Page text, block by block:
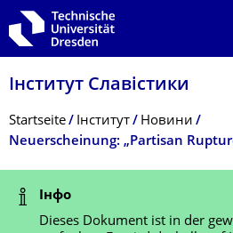
Zur Hauptnavigation springen
Zur Suche springen
Zum Inhalt springen
Інститут Славістики
Breadcrumb-Menü
Startseite Інститут
Новини
Statusmeldung
Інфо
Dieses Dokument ist in der